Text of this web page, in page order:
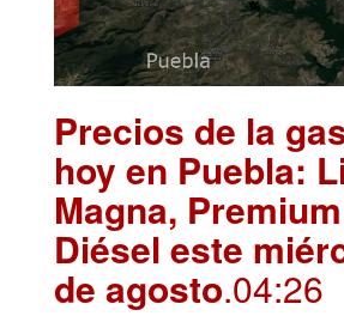
Precios de la
hoy en Puebla:
Magna,
Diésel este
de agosto.04:26